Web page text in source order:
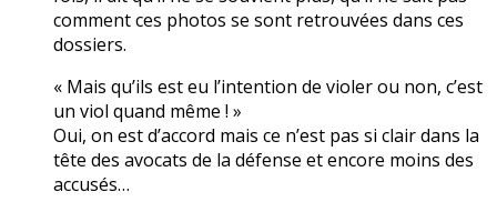
comment ces photos se sont retrouvées dans ces
dossiers.
« Mais qu’ils est eu l’intention de violer ou non, c’est
un viol quand même ! »
Oui, on est d’accord mais ce n’est pas si clair dans la
tête des avocats de la défense et encore moins des
accusés…